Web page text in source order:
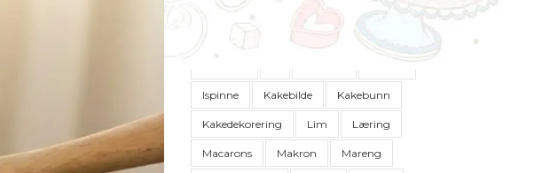
French Macarons Frosting
Ispinne Kakebilde Kakebunn
Kakedekorering Lim Læring
Macarons Makron Mareng